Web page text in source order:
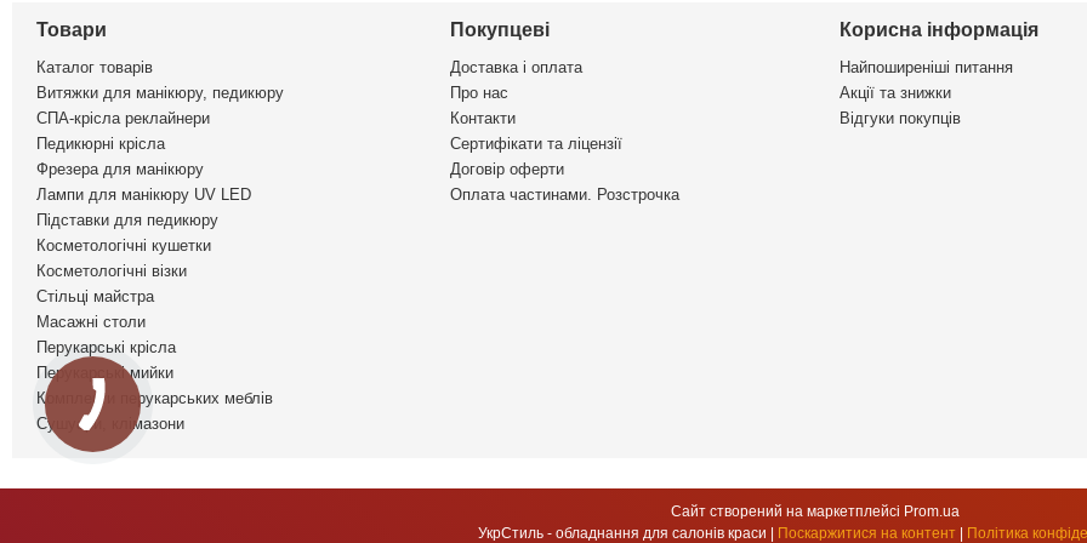
Товари
Каталог товарів
Витяжки для манікюру, педикюру
СПА-крісла реклайнери
Педикюрні крісла
Фрезера для манікюру
Лампи для манікюру UV LED
Підставки для педикюру
Косметологічні кушетки
Косметологічні візки
Стільці майстра
Масажні столи
Перукарські крісла
Перукарські мийки
Комплекти перукарських меблів
Сушуари, клімазони
Покупцеві
Доставка і оплата
Про нас
Контакти
Сертифікати та ліцензії
Договір оферти
Оплата частинами. Розстрочка
Корисна інформація
Найпоширеніші питання
Акції та знижки
Відгуки покупців
Сайт створений на маркетплейсі Prom.ua
Поскаржитися на контент Політика